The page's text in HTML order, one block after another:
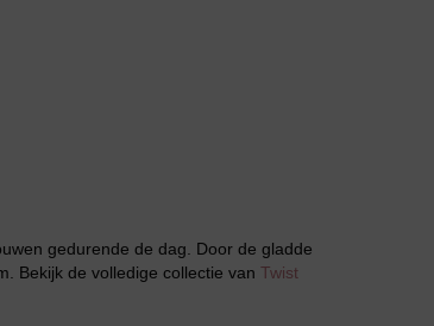
gedurende de dag. Door de gladde
Bekijk de volledige collectie van Twist